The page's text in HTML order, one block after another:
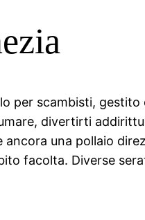
per scambisti,
divertirti
una pollaio
facolta. Diverse